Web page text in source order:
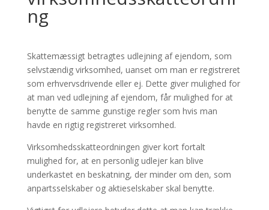
ng
Skattemæssigt betragtes udlejning af ejendom, som
selvstændig virksomhed, uanset om man er registreret
som erhvervsdrivende eller ej. Dette giver mulighed for
at man ved udlejning af ejendom, får mulighed for at
benytte de samme gunstige regler som hvis man
havde en rigtig registreret virksomhed.
Virksomhedsskatteordningen giver kort fortalt
mulighed for, at en personlig udlejer kan blive
underkastet en beskatning, der minder om den, som
anpartsselskaber og aktieselskaber skal benytte.